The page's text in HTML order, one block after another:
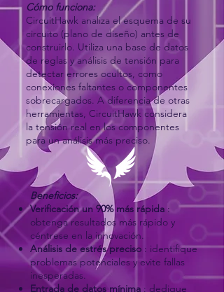
Cómo funciona:
CircuitHawk analiza el esquema de su
circuito (plano de diseño) antes de
construirlo. Utiliza una base de datos
de reglas y análisis de tensión para
detectar errores ocultos, como
conexiones faltantes o componentes
sobrecargados. A diferencia de otras
herramientas, CircuitHawk considera
la tensión real en los componentes
para un análisis más preciso.
Beneficios:
Verificación un 90% más rápida :
obtenga resultados más rápido y
céntrese en la innovación.
Análisis de estrés preciso : identifique
problemas potenciales y evite fallas
inesperadas.
Entrada de datos mínima : dedique